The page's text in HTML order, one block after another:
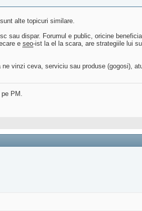
alte topicuri similare.
sau dispar. Forumul e public, oricine
e seo-ist la el la scara, are strategiile lui
vinzi ceva, serviciu sau produse (gogosi),
PM.